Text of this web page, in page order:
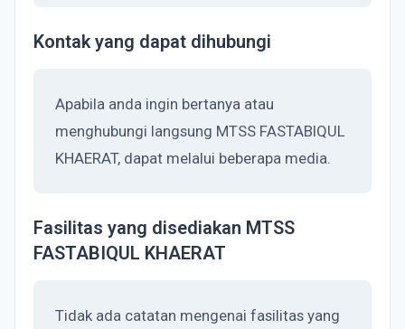
Kontak yang dapat dihubungi
Apabila anda ingin bertanya atau
menghubungi langsung MTSS FASTABIQUL
KHAERAT, dapat melalui beberapa media.
Fasilitas yang disediakan MTSS
FASTABIQUL KHAERAT
Tidak ada catatan mengenai fasilitas yang